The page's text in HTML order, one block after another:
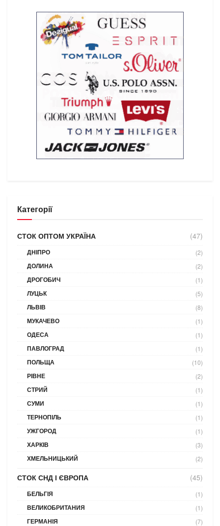
Категорії
СТОК ОПТОМ УКРАЇНА (47)
ДНІПРО (2)
ДОЛИНА (2)
ДРОГОБИЧ (1)
ЛУЦЬК (5)
ЛЬВІВ (8)
МУКАЧЕВО (1)
ОДЕСА (1)
ПАВЛОГРАД (1)
ПОЛЬЩА (10)
РІВНЕ (2)
СТРИЙ (1)
СУМИ (1)
ТЕРНОПІЛЬ (1)
УЖГОРОД (1)
ХАРКІВ (3)
ХМЕЛЬНИЦЬКИЙ (2)
СТОК СНД І ЄВРОПА (45)
БЕЛЬГІЯ (1)
ВЕЛИКОБРИТАНИЯ (1)
ГЕРМАНІЯ (7)